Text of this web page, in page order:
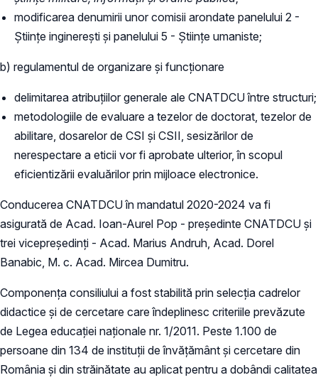
modificarea denumirii unor comisii arondate panelului 2 -
Științe inginerești și panelului 5 - Științe umaniste;
b) regulamentul de organizare și funcționare
delimitarea atribuțiilor generale ale CNATDCU între structuri;
metodologiile de evaluare a tezelor de doctorat, tezelor de
abilitare, dosarelor de CSI și CSII, sesizărilor de
nerespectare a eticii vor fi aprobate ulterior, în scopul
eficientizării evaluărilor prin mijloace electronice.
Conducerea CNATDCU în mandatul 2020-2024 va fi
asigurată de Acad. Ioan-Aurel Pop - președinte CNATDCU și
trei vicepreședinți - Acad. Marius Andruh, Acad. Dorel
Banabic, M. c. Acad. Mircea Dumitru.
Componența consiliului a fost stabilită prin selecția cadrelor
didactice și de cercetare care îndeplinesc criteriile prevăzute
de Legea educației naționale nr. 1/2011. Peste 1.100 de
persoane din 134 de instituții de învățământ și cercetare din
România și din străinătate au aplicat pentru a dobândi calitatea